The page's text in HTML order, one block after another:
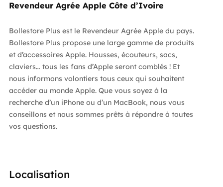
Revendeur Agrée Apple Côte d’Ivoire
Bollestore Plus est le Revendeur Agrée Apple du pays.
Bollestore Plus propose une large gamme de produits
et d’accessoires Apple. Housses, écouteurs, sacs,
claviers… tous les fans d’Apple seront comblés ! Et
nous informons volontiers tous ceux qui souhaitent
accéder au monde Apple. Que vous soyez à la
recherche d’un iPhone ou d’un MacBook, nous vous
conseillons et nous sommes prêts à répondre à toutes
vos questions.
Localisation